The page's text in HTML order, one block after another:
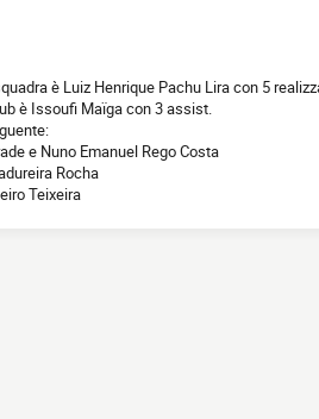
è Luiz Henrique Pachu Lira con 5
è Issoufi Maïga con 3 assist.
e Nuno Emanuel Rego Costa
Rocha
Teixeira